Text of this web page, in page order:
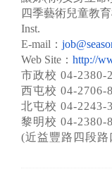
四季藝術兒童教育
Inst.
E-mail：
Web Site： http://
市政校 04-2380-
西屯校 04-2706-
北屯校 04-2243-
黎明校 04-2380-
(近益豐路四段路